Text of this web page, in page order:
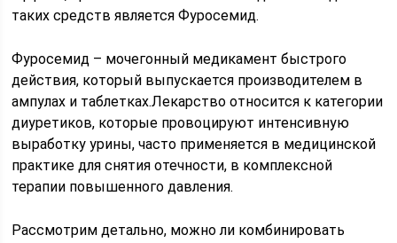
таких средств является Фуросемид.
Фуросемид – мочегонный медикамент быстрого
действия, который выпускается производителем в
ампулах и таблетках.Лекарство относится к категории
диуретиков, которые провоцируют интенсивную
выработку урины, часто применяется в медицинской
практике для снятия отечности, в комплексной
терапии повышенного давления.
Рассмотрим детально, можно ли комбинировать